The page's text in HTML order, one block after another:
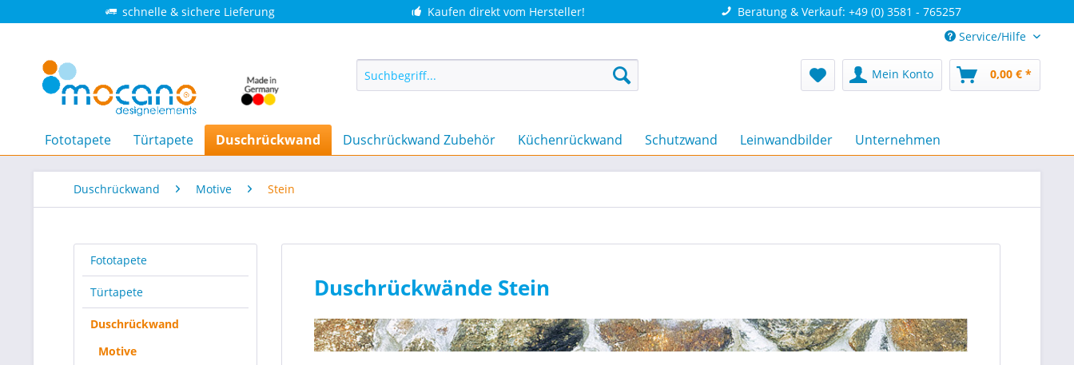
schnelle & sichere Lieferung Kaufen direkt vom Hersteller!
Beratung & Verkauf: +49 (0) 3581 - 765257
Service/Hilfe
Mein Konto 0,00 € *
Fototapete Türtapete Duschrückwand Duschrückwand Zubehör Küchenrückwand Schutzwand Leinwandbilder Unternehmen
Duschrückwand Motive Stein
Fototapete
Türtapete
Duschrückwand
Motive
Duschrückwände Stein